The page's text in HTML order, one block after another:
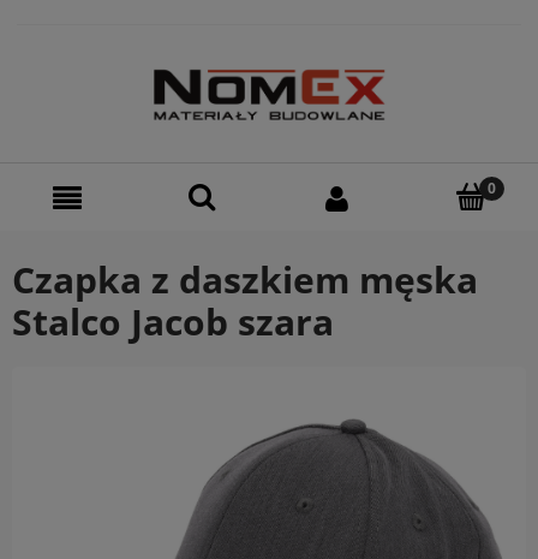
Czapka z daszkiem męska
Stalco Jacob szara